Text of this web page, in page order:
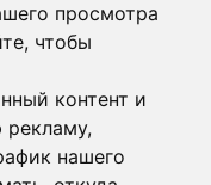
просмотра
чтобы
контент и
рекламу,
нашего
а также
зайдите